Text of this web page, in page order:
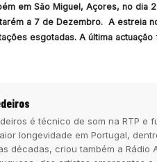
em São Miguel, Açores, no
a 7 de Dezembro. A estreia
esgotadas. A última
é técnico de som na RTP
longevidade em Portugal,
décadas, criou também a